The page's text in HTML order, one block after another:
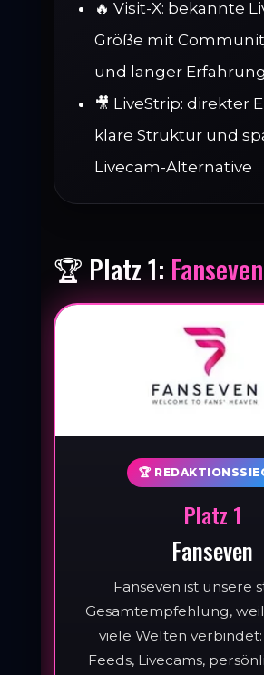
🔥 Visit-X: bekannte
Größe mit
und langer Erfahrung
🎥 LiveStrip: direkter
klare Struktur und
Livecam-Alternative
🏆 Platz 1: Fanseven
🏆
Platz 1
Fanseven
Fanseven ist unsere
Gesamtempfehlung,
viele Welten
Feeds, Livecams,